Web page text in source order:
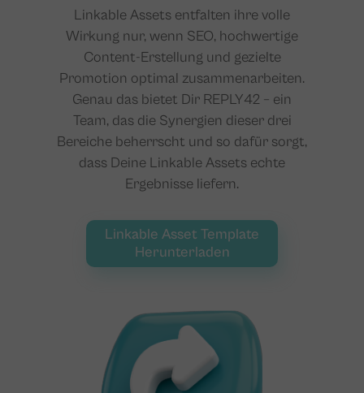
Linkable Assets entfalten ihre volle
Wirkung nur, wenn SEO, hochwertige
Content-Erstellung und gezielte
Promotion optimal zusammenarbeiten.
Genau das bietet Dir REPLY42 – ein
Team, das die Synergien dieser drei
Bereiche beherrscht und so dafür sorgt,
dass Deine Linkable Assets echte
Ergebnisse liefern.
Linkable Asset Template
Herunterladen